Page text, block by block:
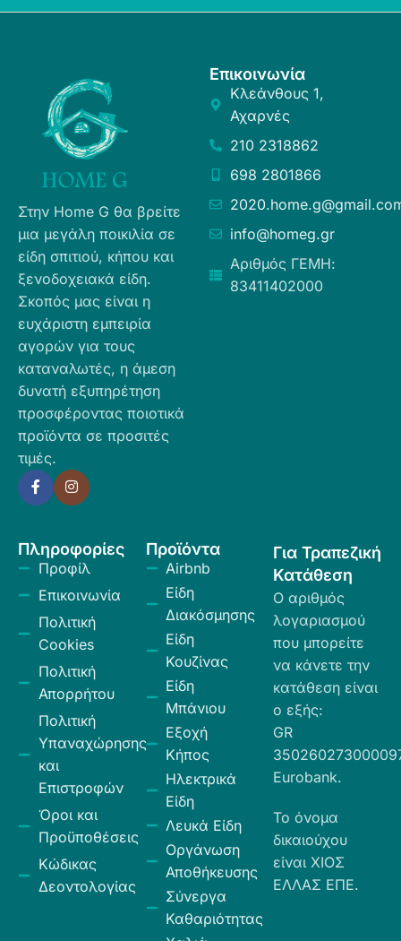
Στην Home G θα βρείτε
μια μεγάλη ποικιλία σε
είδη σπιτιού, κήπου και
ξενοδοχειακά είδη.
Σκοπός μας είναι η
ευχάριστη εμπειρία
αγορών για τους
καταναλωτές, η άμεση
δυνατή εξυπηρέτηση
προσφέροντας ποιοτικά
προϊόντα σε προσιτές
τιμές.
Επικοινωνία
Κλεάνθους 1,
Αχαρνές
210 2318862
698 2801866
info@homeg.gr
Αριθμός ΓΕΜΗ:
83411402000
Πληροφορίες
Προφίλ
Επικοινωνία
Πολιτική
Cookies
Πολιτική
Απορρήτου
Πολιτική
Υπαναχώρησης
και
Επιστροφών
Όροι και
Προϋποθέσεις
Κώδικας
Δεοντολογίας
Προϊόντα
Airbnb
Είδη
Διακόσμησης
Είδη
Κουζίνας
Είδη
Μπάνιου
Εξοχή
Κήπος
Ηλεκτρικά
Είδη
Λευκά Είδη
Οργάνωση
Αποθήκευσης
Σύνεργα
Καθαριότητας
Για Τραπεζική
Κατάθεση
Ο αριθμός
λογαριασμού
που μπορείτε
να κάνετε την
κατάθεση είναι
ο εξής:
GR
Eurobank.
Το όνομα
δικαιούχου
είναι ΧΙΟΣ
ΕΛΛΑΣ ΕΠΕ.